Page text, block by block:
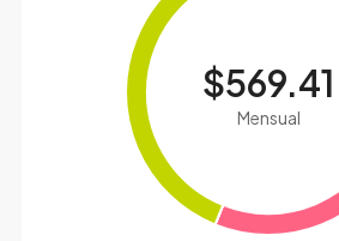
$569.41
Mensual